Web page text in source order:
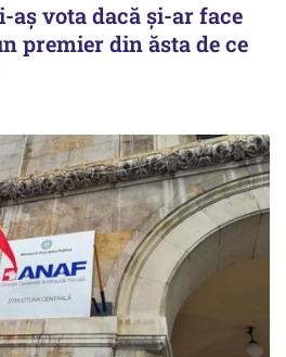
aș vota dacă și-ar face
premier din ăsta de ce